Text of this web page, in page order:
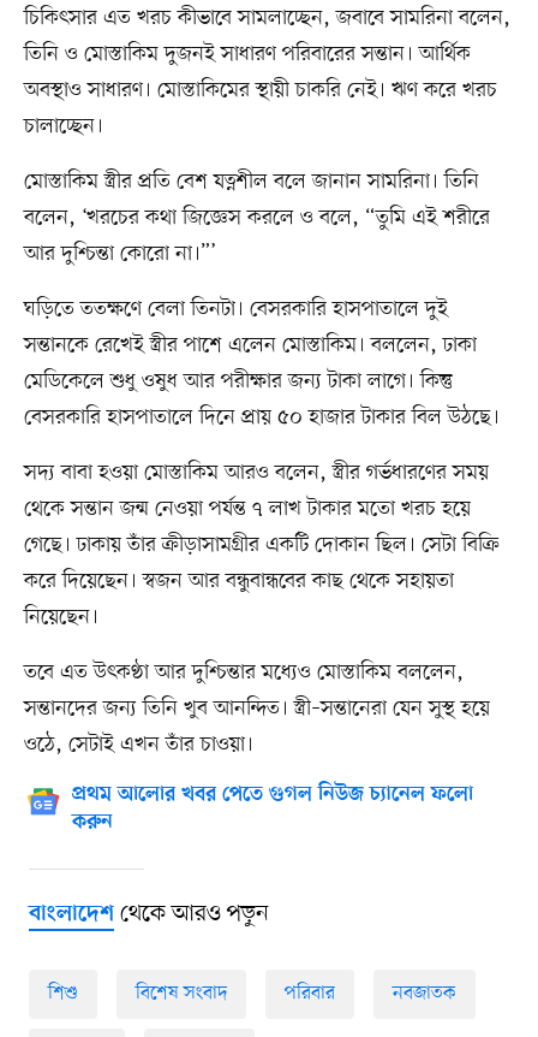
চিকিৎসার এত খরচ কীভাবে সামলাচ্ছেন, জবাবে সামরিনা বলেন,
তিনি ও মোস্তাকিম দুজনই সাধারণ পরিবারের সন্তান। আর্থিক
অবস্থাও সাধারণ। মোস্তাকিমের স্থায়ী চাকরি নেই। ঋণ করে খরচ
চালাচ্ছেন।
মোস্তাকিম স্ত্রীর প্রতি বেশ যত্নশীল বলে জানান সামরিনা। তিনি
বলেন, ‘খরচের কথা জিজ্ঞেস করলে ও বলে, “তুমি এই শরীরে
আর দুশ্চিন্তা কোরো না।”’
ঘড়িতে ততক্ষণে বেলা তিনটা। বেসরকারি হাসপাতালে দুই
সন্তানকে রেখেই স্ত্রীর পাশে এলেন মোস্তাকিম। বললেন, ঢাকা
মেডিকেলে শুধু ওষুধ আর পরীক্ষার জন্য টাকা লাগে। কিন্তু
বেসরকারি হাসপাতালে দিনে প্রায় ৫০ হাজার টাকার বিল উঠছে।
সদ্য বাবা হওয়া মোস্তাকিম আরও বলেন, স্ত্রীর গর্ভধারণের সময়
থেকে সন্তান জন্ম নেওয়া পর্যন্ত ৭ লাখ টাকার মতো খরচ হয়ে
গেছে। ঢাকায় তাঁর ক্রীড়াসামগ্রীর একটি দোকান ছিল। সেটা বিক্রি
করে দিয়েছেন। স্বজন আর বন্ধুবান্ধবের কাছ থেকে সহায়তা
নিয়েছেন।
তবে এত উৎকণ্ঠা আর দুশ্চিন্তার মধ্যেও মোস্তাকিম বললেন,
সন্তানদের জন্য তিনি খুব আনন্দিত। স্ত্রী–সন্তানেরা যেন সুস্থ হয়ে
ওঠে, সেটাই এখন তাঁর চাওয়া।
প্রথম আলোর খবর পেতে গুগল নিউজ চ্যানেল ফলো
করুন
বাংলাদেশথেকে আরও পড়ুন
শিশু বিশেষ সংবাদ পরিবার নবজাতক